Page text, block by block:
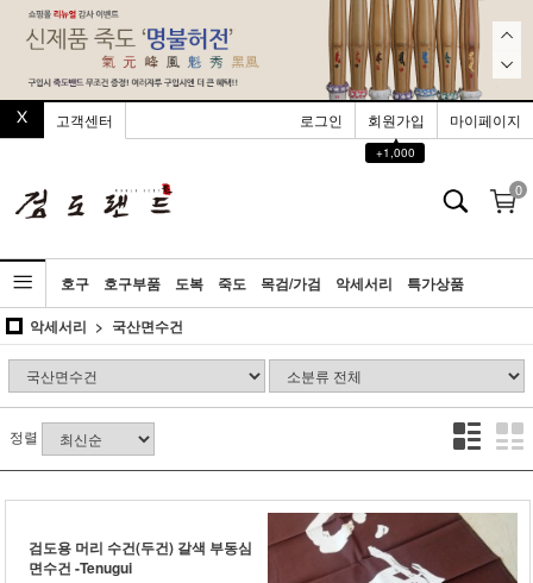
고객센터 로그인
회원가입
▲
+1,000
마이페이지
0
호구 호구부품 도복 죽도 목검/가검 악세서리
특가상품
악세서리
국산면수건
정렬
검도용 머리 수건(두건) 갈색 부동심
면수건 -Tenugui